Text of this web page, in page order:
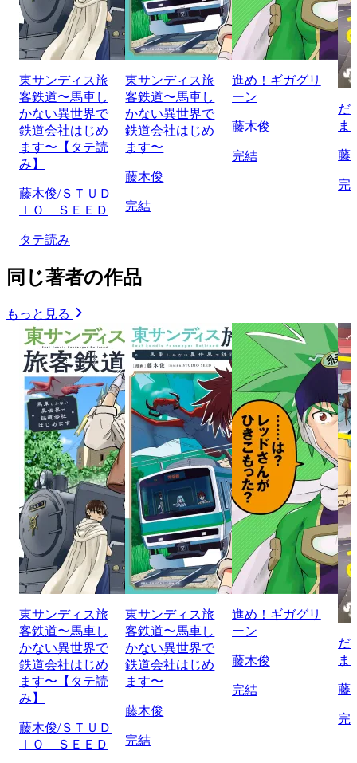
東サンディス旅
客鉄道〜馬車し
かない異世界で
鉄道会社はじめ
ます〜【タテ読
み】
藤木俊/ＳＴＵＤ
ＩＯ ＳＥＥＤ
タテ読み
東サンディス旅
客鉄道〜馬車し
かない異世界で
鉄道会社はじめ
ます〜
藤木俊
完結
進め！ギガグリ
ーン
藤木俊
完結
だ
ま
藤
完
同じ著者の作品
もっと見る
東サンディス旅
客鉄道〜馬車し
かない異世界で
鉄道会社はじめ
ます〜【タテ読
み】
藤木俊/ＳＴＵＤ
ＩＯ ＳＥＥＤ
東サンディス旅
客鉄道〜馬車し
かない異世界で
鉄道会社はじめ
ます〜
藤木俊
完結
進め！ギガグリ
ーン
藤木俊
完結
だ
ま
藤
完